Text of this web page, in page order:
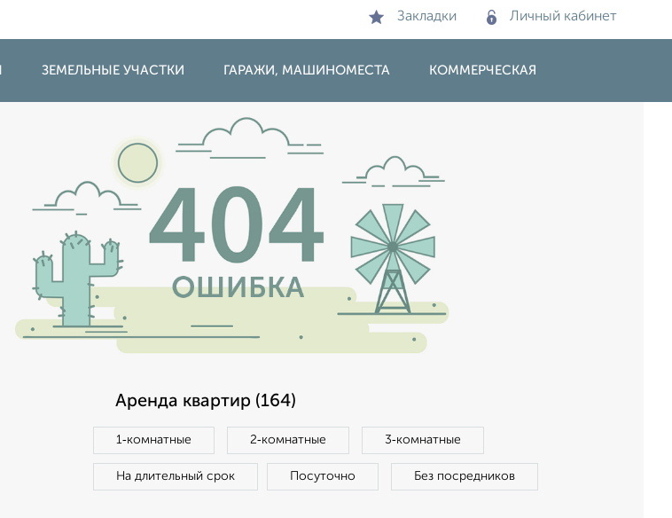
Закладки Личный кабинет
ЗЕМЕЛЬНЫЕ УЧАСТКИ ГАРАЖИ, МАШИНОМЕСТА КОММЕРЧЕСКАЯ
Аренда квартир (164)
1‑комнатные 2‑комнатные 3‑комнатные
На длительный срок Посуточно Без посредников